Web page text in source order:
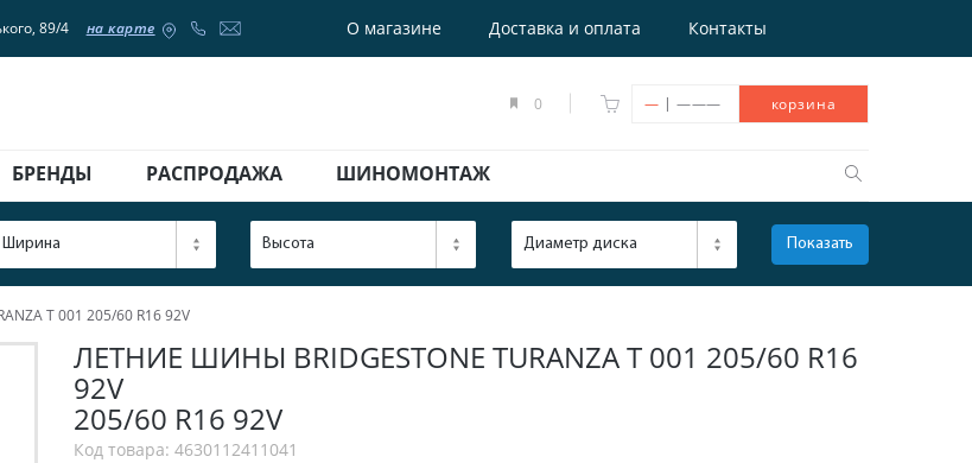
89/4 на карте О магазине Доставка и оплата Контакты
0 — | ——— корзина
БРЕНДЫ РАСПРОДАЖА ШИНОМОНТАЖ
ОТКРЫТЬ
Ширина Высота Диаметр диска Показать
T 001 205/60 R16 92V
ЛЕТНИЕ ШИНЫ BRIDGESTONE TURANZA T 001 205/60 R16
92V
205/60 R16 92V
Код товара: 4630112411041